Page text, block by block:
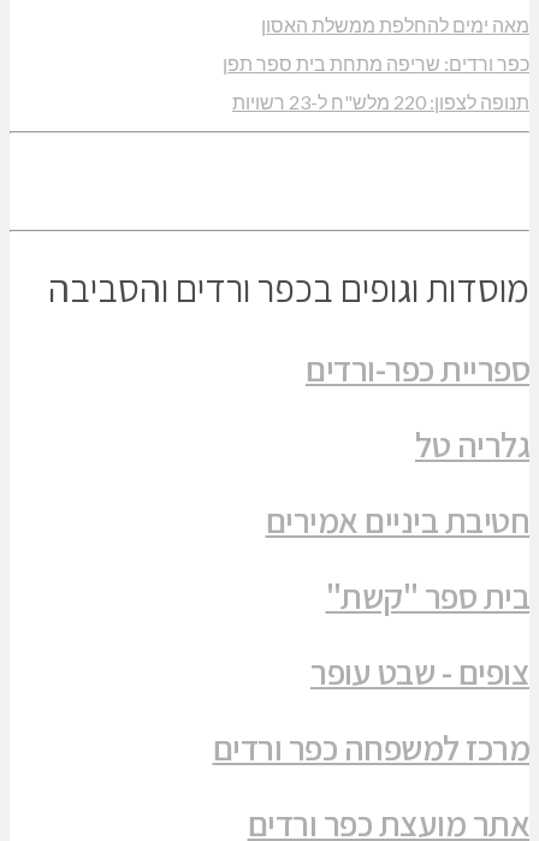
מאה ימים להחלפת ממשלת האסון
כפר ורדים: שריפה מתחת בית ספר תפן
תנופה לצפון: 220 מלש"ח ל-23 רשויות
מוסדות וגופים בכפר ורדים והסביבה
ספריית כפר-ורדים
גלריה טל
חטיבת ביניים אמירים
בית ספר "קשת"
צופים - שבט עופר
מרכז למשפחה כפר ורדים
אתר מועצת כפר ורדים